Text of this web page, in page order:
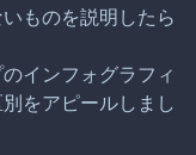
ものを説明したら
インフォグラフィ
をアピールしまし